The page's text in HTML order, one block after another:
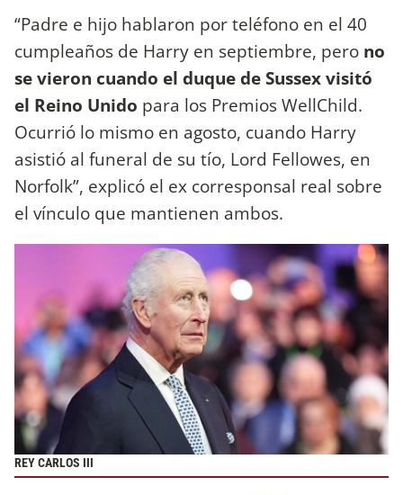
“Padre e hijo hablaron por teléfono en el 40
cumpleaños de Harry en septiembre, pero no
se vieron cuando el duque de Sussex visitó
el Reino Unido para los Premios WellChild.
Ocurrió lo mismo en agosto, cuando Harry
asistió al funeral de su tío, Lord Fellowes, en
Norfolk”, explicó el ex corresponsal real sobre
el vínculo que mantienen ambos.
REY CARLOS III